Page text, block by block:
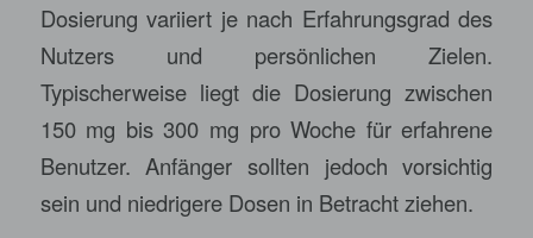
Dosierung variiert je nach Erfahrungsgrad des
Nutzers und persönlichen Zielen.
Typischerweise liegt die Dosierung zwischen
150 mg bis 300 mg pro Woche für erfahrene
Benutzer. Anfänger sollten jedoch vorsichtig
sein und niedrigere Dosen in Betracht ziehen.